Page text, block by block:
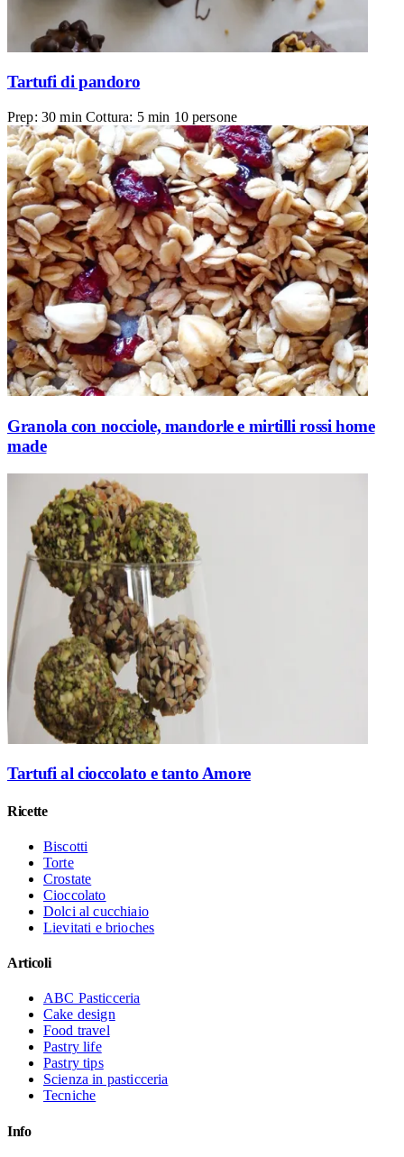
Tartufi di pandoro
Prep: 30 min Cottura: 5 min 10 persone
Granola con nocciole, mandorle e mirtilli rossi home
made
Tartufi al cioccolato e tanto Amore
Ricette
Biscotti
Torte
Crostate
Cioccolato
Dolci al cucchiaio
Lievitati e brioches
Articoli
ABC Pasticceria
Cake design
Food travel
Pastry life
Pastry tips
Scienza in pasticceria
Tecniche
Info